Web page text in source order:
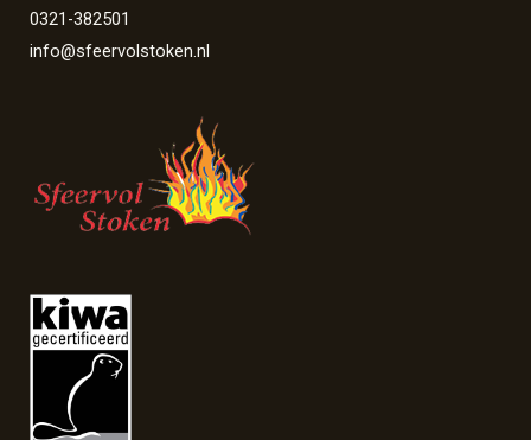
0321-382501
info@sfeervolstoken.nl